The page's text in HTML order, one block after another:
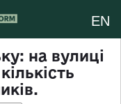
EN
на вулиці